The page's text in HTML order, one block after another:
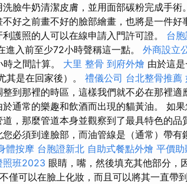
臉牛奶清潔皮膚，並用面部碳粉完成手術
不好之前畫不好的臉部繪畫，也將是一件
護照的人可以在線申請入門許可證。 台
進入前至少72小時聲稱這一點。 外商設立
之間計算。 大里 整骨 到府外燴 由於這
其是在回家後）。 禮儀公司 台北整骨推薦
到那裡的時區，這樣我們就不必在那裡適
於通常的樂趣和飲酒而出現的貓黃油。 如
道，那麼管道本身並觀察到了最具特色的
必須到達臉部，而油管線是（通常）帶有
體按摩 台胞證新北 自助式餐點外燴 平價助
照班2023 眼睛，嘴，然後填充其他部分，
僅可以在臉上化妝，而且可以將其一直帶